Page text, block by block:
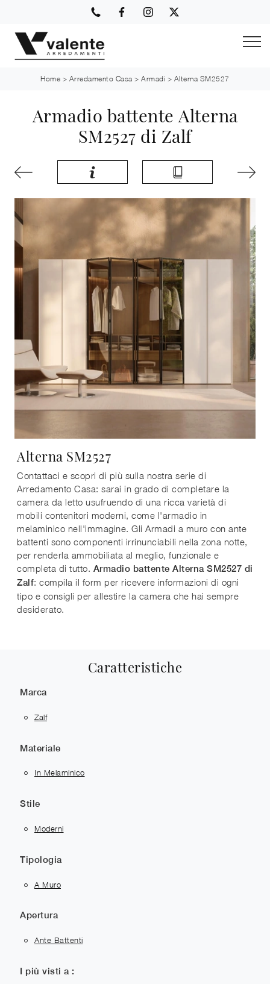
Home > Arredamento Casa >Armadi > Alterna SM2527
Armadio battente Alterna
SM2527 di Zalf
Alterna SM2527
Contattaci e scopri di più sulla nostra serie di
Arredamento Casa: sarai in grado di completare la
camera da letto usufruendo di una ricca varietà di
mobili contenitori moderni, come l'armadio in
melaminico nell'immagine. Gli Armadi a muro con ante
battenti sono componenti irrinunciabili nella zona notte,
per renderla ammobiliata al meglio, funzionale e
completa di tutto. Armadio battente Alterna SM2527 di
Zalf: compila il form per ricevere informazioni di ogni
tipo e consigli per allestire la camera che hai sempre
desiderato.
Caratteristiche
Marca
Zalf
Materiale
In Melaminico
Stile
Moderni
Tipologia
A Muro
Apertura
Ante Battenti
I più visti a :